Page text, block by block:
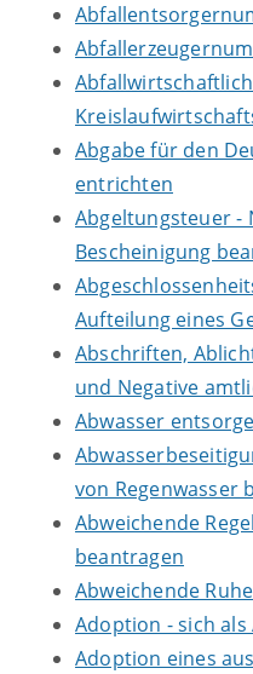
Abgabe für den
entrichten
Abgeltungsteuer -
Bescheinigung
Aufteilung eines
Abschriften,
und Negative
Abwasser
von Regenwasser
Abweichende
beantragen
Abweichende
Adoption - sich
Adoption eines